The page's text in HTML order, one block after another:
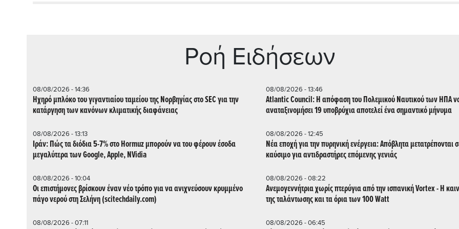
Ρoή Ειδήσεων
08/08/2026 - 14:36
Ηχηρό μπλόκο του γιγαντιαίου ταμείου της Νορβηγίας στο SEC για την
κατάργηση των κανόνων κλιματικής διαφάνειας
08/08/2026 - 13:46
Atlantic Council: Η απόφαση του Πολεμικού Ναυτικού των ΗΠΑ
αναταξινομήσει 19 υποβρύχια αποτελεί ένα σημαντικό μήνυμα
08/08/2026 - 13:13
Ιράν: Πώς τα διόδια 5-7% στο Hormuz μπορούν να του φέρουν έσοδα
μεγαλύτερα των Google, Apple, NVidia
08/08/2026 - 12:45
Νέα εποχή για την πυρηνική ενέργεια: Απόβλητα μετατρέπονται
καύσιμο για αντιδραστήρες επόμενης γενιάς
08/08/2026 - 10:04
Οι επιστήμονες βρίσκουν έναν νέο τρόπο για να ανιχνεύσουν κρυμμένο
πάγο νερού στη Σελήνη (scitechdaily.com)
08/08/2026 - 08:22
Ανεμογεννήτρια χωρίς πτερύγια από την ισπανική Vortex - Η
της ταλάντωσης και τα όρια των 100 Watt
08/08/2026 - 07:11 08/08/2026 - 06:45